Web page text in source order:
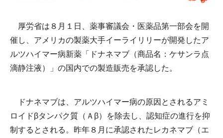
厚労省は８月１日、薬事審議会・医薬品第一部会を開
催し、アメリカの製薬大手イーライリリーが開発したア
ルツハイマー病新薬「ドナネマブ（商品名：ケサンラ点
滴静注液）」の国内での製造販売を承認した。
ドナネマブは、アルツハイマー病の原因とされるアミ
ロイドβタンパク質（Ａβ）を除去し、認知症の進行を抑
制するとされる。昨年８月に承認されたレカネマブ（エ